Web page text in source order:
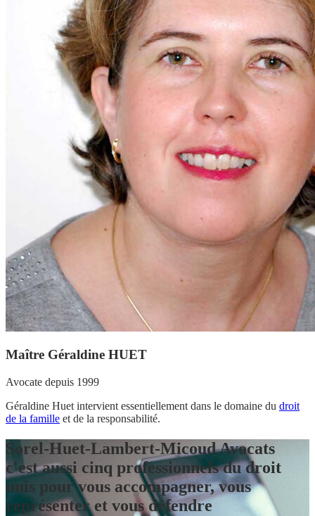
Maître Géraldine HUET
Avocate depuis 1999
Géraldine Huet intervient essentiellement dans le domaine du droit
de la famille et de la responsabilité.
Sorel-Huet-Lambert-Micoud Avocats
c'est aussi cinq professionnels du droit
unis pour vous accompagner, vous
représenter et vous défendre